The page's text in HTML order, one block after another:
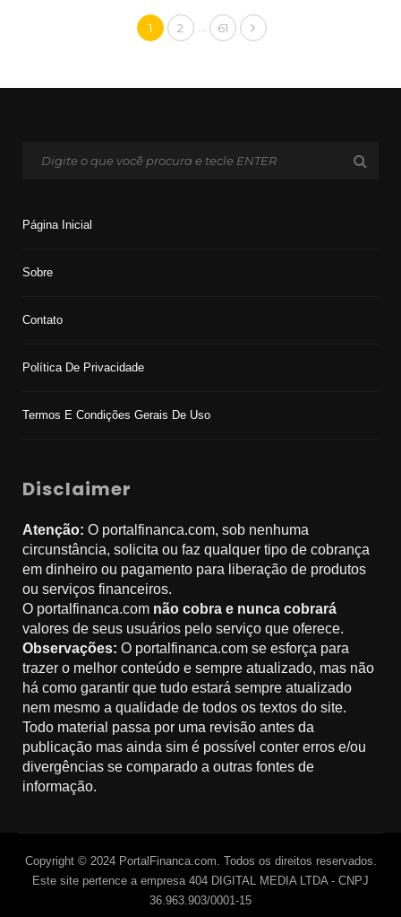
1 2 61
Página Inicial
Sobre
Contato
Política De Privacidade
Termos E Condições Gerais De Uso
Disclaimer
Atenção: O portalfinanca.com, sob nenhuma
circunstância, solicita ou faz qualquer tipo de cobrança
em dinheiro ou pagamento para liberação de produtos
ou serviços financeiros.
O portalfinanca.com não cobra e nunca cobrará
valores de seus usuários pelo serviço que oferece.
Observações: O portalfinanca.com se esforça para
trazer o melhor conteúdo e sempre atualizado, mas não
há como garantir que tudo estará sempre atualizado
nem mesmo a qualidade de todos os textos do site.
Todo material passa por uma revisão antes da
publicação mas ainda sim é possível conter erros e/ou
divergências se comparado a outras fontes de
informação.
Copyright © 2024 PortalFinanca.com. Todos os direitos reservados.
Este site pertence a empresa 404 DIGITAL MEDIA LTDA - CNPJ
36.963.903/0001-15